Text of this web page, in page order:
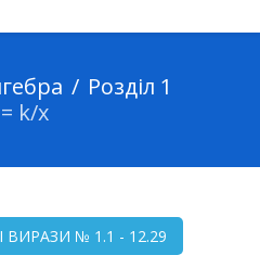
Розділ 1
k/x
ВИРАЗИ № 1.1 - 12.29